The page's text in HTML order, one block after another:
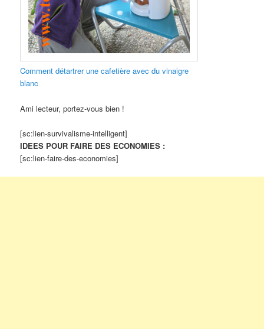
Comment détartrer une cafetière avec du vinaigre
blanc
Ami lecteur, portez-vous bien !
[sc:lien-survivalisme-intelligent]
IDEES POUR FAIRE DES ECONOMIES :
[sc:lien-faire-des-economies]